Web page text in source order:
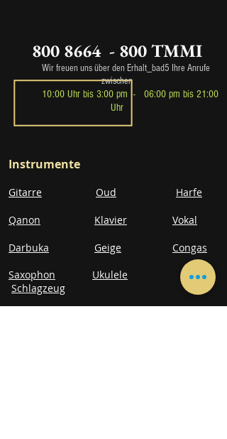
800 8664 - 800 TMMI
Wir freuen uns über den Erhalt_bad5 Ihre Anrufe
zwischen
10:00 Uhr bis 3:00 pm - 06:00 pm bis 21:00
Uhr
Instrumente
Gitarre Oud Harfe
Qanon Klavier Vokal
Darbuka Geige
Congas
Saxophon
Ukulele
Schlagzeug